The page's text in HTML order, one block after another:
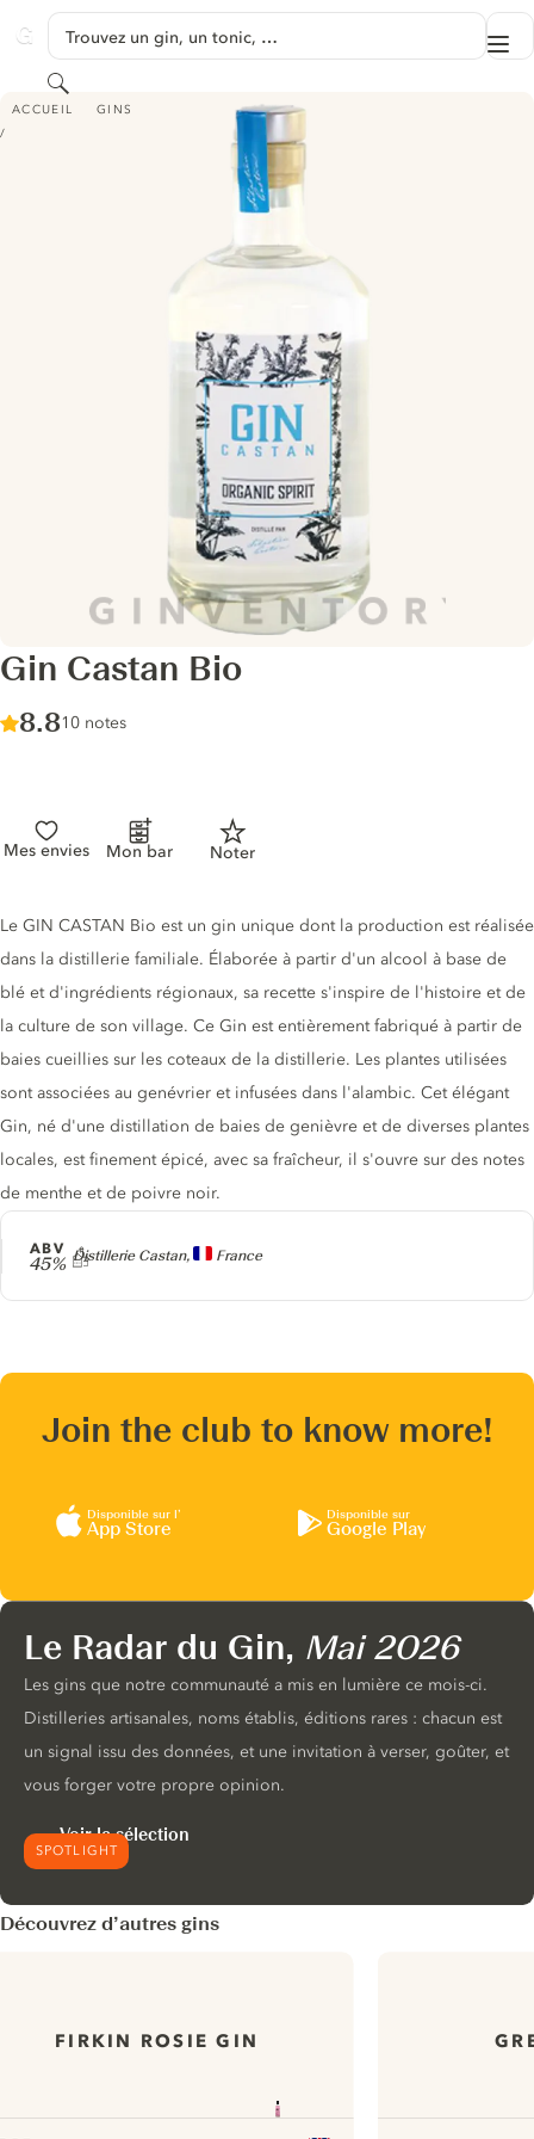
GINVENTORY
Trouvez un gin, un tonic, …
Rechercher
ACCUEIL GINS
GIN CASTAN BIO
Gin Castan Bio
Score :
8.8/ 10
10 notes
Mes envies Mon bar Noter
Producteur
Distillerie Castan, France
ABV
45%
Description du gin
Le GIN CASTAN Bio est un gin unique dont la production est réalisée
dans la distillerie familiale. Élaborée à partir d'un alcool à base de
blé et d'ingrédients régionaux, sa recette s'inspire de l'histoire et de
la culture de son village. Ce Gin est entièrement fabriqué à partir de
baies cueillies sur les coteaux de la distillerie. Les plantes utilisées
sont associées au genévrier et infusées dans l'alambic. Cet élégant
Gin, né d'une distillation de baies de genièvre et de diverses plantes
locales, est finement épicé, avec sa fraîcheur, il s'ouvre sur des notes
de menthe et de poivre noir.
Join the club to know more!
Disponible sur l’
App Store
Disponible sur
Google Play
SPOTLIGHT
Le Radar du Gin, Mai 2026
Les gins que notre communauté a mis en lumière ce mois-ci.
Distilleries artisanales, noms établis, éditions rares : chacun est
un signal issu des données, et une invitation à verser, goûter, et
vous forger votre propre opinion.
Voir la sélection
Découvrez d’autres gins
FIRKIN ROSIE GIN